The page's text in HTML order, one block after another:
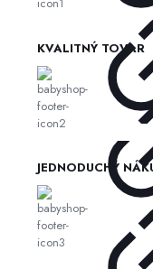
KVALITNÝ TOVAR
JEDNODUCHÝ